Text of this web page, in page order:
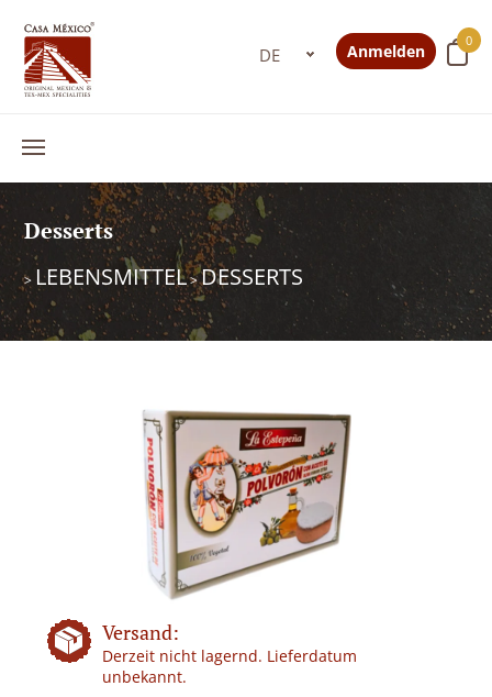
0
Anmelden
Desserts
> LEBENSMITTEL>DESSERTS
Versand:
Derzeit nicht lagernd. Lieferdatum
unbekannt.